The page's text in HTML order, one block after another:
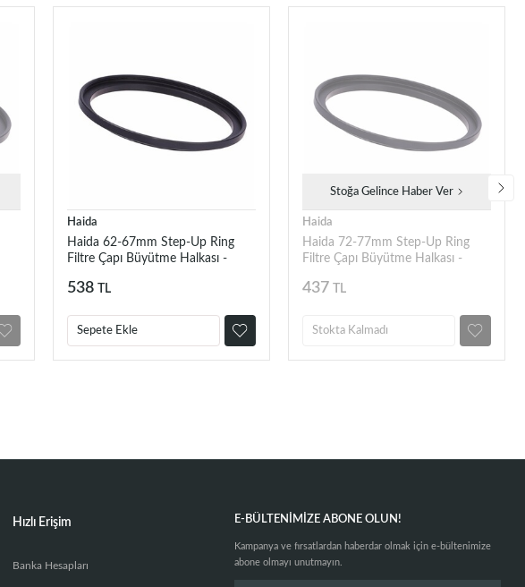
Haida
Haida 62-67mm Step-Up Ring
Filtre Çapı Büyütme Halkası -
538 TL
Sepete Ekle
Stoğa Gelince Haber Ver
Haida
Haida 72-77mm Step-Up Ring
Filtre Çapı Büyütme Halkası -
437 TL
Stokta Kalmadı
Hızlı Erişim
Banka Hesapları
E-BÜLTENIMIZE ABONE OLUN!
Kampanya ve fırsatlardan haberdar olmak için e-bültenimize
abone olmayı unutmayın.